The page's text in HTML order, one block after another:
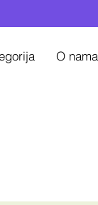
O nama